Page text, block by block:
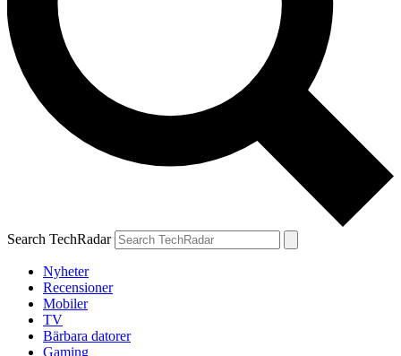
Search TechRadar
Nyheter
Recensioner
Mobiler
TV
Bärbara datorer
Gaming